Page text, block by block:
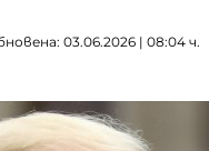
03.06.2026 | 08:04 ч.